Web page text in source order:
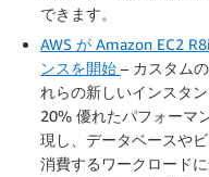
できます。
AWS が Amazon EC2
ンスを開始 – カスタム
れらの新しいインスタ
20% 優れたパフォーマ
現し、データベースや
消費するワークロード